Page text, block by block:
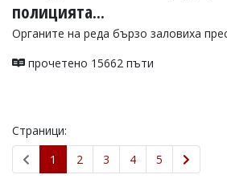
полицията...
Органите на реда бързо заловиха
прочетено 15662 пъти
Страници:
1
2 3 4 5